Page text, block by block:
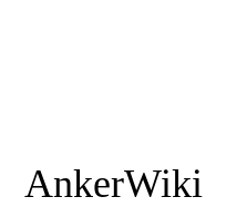
AnkerWiki